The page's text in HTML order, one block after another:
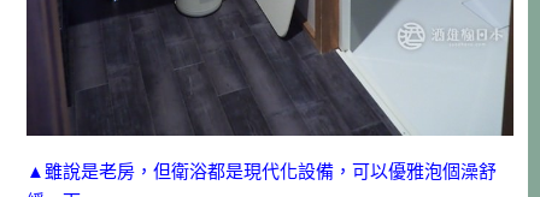
▲雖說是老房，但衛浴都是現代化設備，可以優雅泡個澡舒